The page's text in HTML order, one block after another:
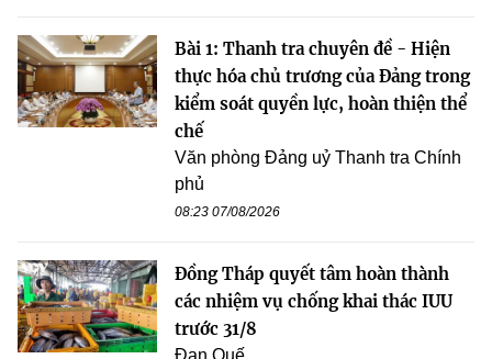
Bài 1: Thanh tra chuyên đề - Hiện
thực hóa chủ trương của Đảng trong
kiểm soát quyền lực, hoàn thiện thể
chế
Văn phòng Đảng uỷ Thanh tra Chính
phủ
08:23 07/08/2026
Đồng Tháp quyết tâm hoàn thành
các nhiệm vụ chống khai thác IUU
trước 31/8
Đan Quế